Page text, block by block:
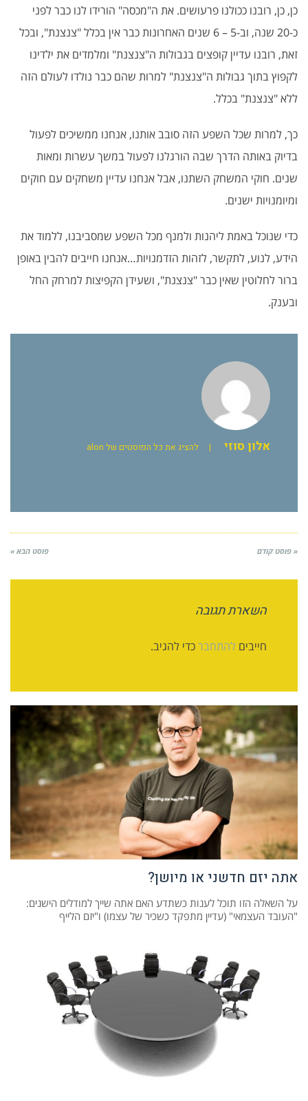
כן, כן, רובנו ככולנו פרעושים. את ה"מכסה" הורידו לנו כבר לפני
כ-20 שנה, וב-5 – 6 שנים האחרונות כבר אין בכלל "צנצנת", ובכל
זאת, רובנו עדיין קופצים בגבולות ה"צנצנת" ומלמדים את ילדינו
לקפוץ בתוך גבולות ה"צנצנת" למרות שהם כבר נולדו לעולם הזה
ללא "צנצנת" בכלל.
כך, למרות שכל השפע הזה סובב אותנו, אנחנו ממשיכים לפעול
בדיוק באותה הדרך שבה הורגלנו לפעול במשך עשרות ומאות
שנים. חוקי המשחק השתנו, אבל אנחנו עדיין משחקים עם חוקים
ומיומנויות ישנים.
כדי שנוכל באמת ליהנות ולמנף מכל השפע שמסביבנו, ללמוד את
הידע, לנוע, לתקשר, לזהות הזדמנויות…אנחנו חייבים להבין באופן
ברור לחלוטין שאין כבר "צנצנת", ושעידן הקפיצות למרחק החל
ובענק.
אלון סוזי | להציג את כל הפוסטים של alon
« פוסט קודם פוסט הבא »
השארת תגובה
חייבים להתחברכדי להגיב.
אתה יזם חדשני או מיושן?
על השאלה הזו תוכל לענות כשתדע האם אתה שייך למודלים הישנים:
"העובד העצמאי" (עדיין מתפקד כשכיר של עצמו) ו"יזם הלייף